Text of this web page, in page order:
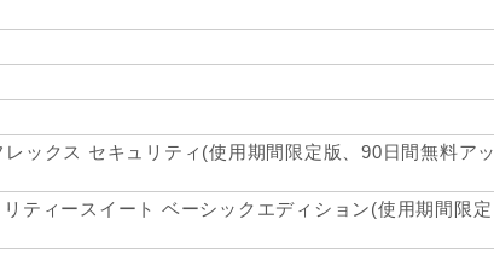
ックス セキュリティ(使用期間限定版、90日間無料アッ
ティースイート ベーシックエディション(使用期間限定